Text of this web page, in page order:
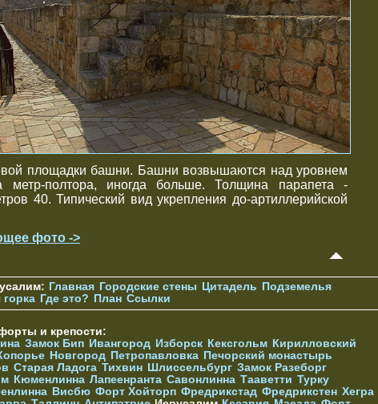
площадки башни. Башни возвышаются над уровнем
метр-полтора, иногда больше. Толщина парапета -
40. Типический вид укрепления до-артиллерийской
фото ->
Главная Городские стены Цитадель Подземелья
Где это? План Ссылки
и крепости:
Замок Бип Ивангород Изборск Кексгольм Кирилловский
Новгород Петропавловка Печорcкий монастырь
Старая Ладога Тихвин Шлиссельбург Замок Разеборг
Кюменлинна Лапеенранта Савонлинна Тааветти Турку
Висбю Форт Хойторп Фредрикстад Фредрикстен Хегра